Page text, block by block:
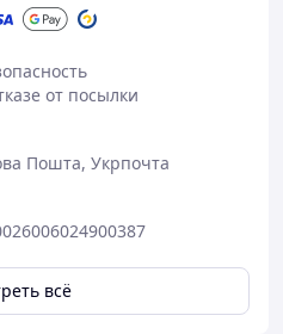
от посылки
Пошта, Укрпочта
всё